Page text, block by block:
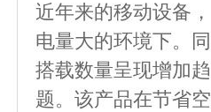
近年来的移动设备
电量大的环境下。
搭载数量呈现增加
题。该产品在节省